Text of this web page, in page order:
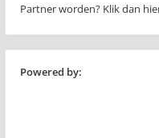
Partner worden? Klik dan
Powered by: